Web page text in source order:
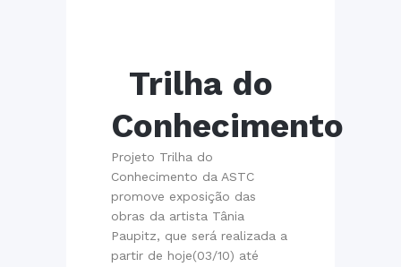
Trilha do
Conhecimento
Projeto Trilha do
Conhecimento da ASTC
promove exposição das
obras da artista Tânia
Paupitz, que será realizada a
partir de hoje(03/10) até